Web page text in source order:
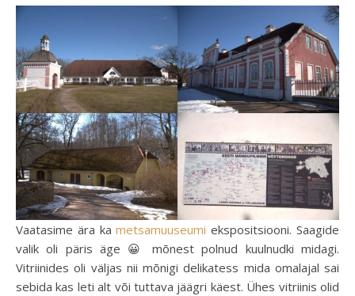
Vaatasime ära kametsamuuseumi ekspositsiooni. Saagide
valik oli päris äge 😀 mõnest polnud kuulnudki midagi.
Vitriinides oli väljas nii mõnigi delikatess mida omalajal sai
sebida kas leti alt või tuttava jäägri käest. Ühes vitriinis olid